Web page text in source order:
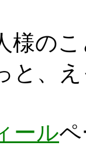
の
と、
ール